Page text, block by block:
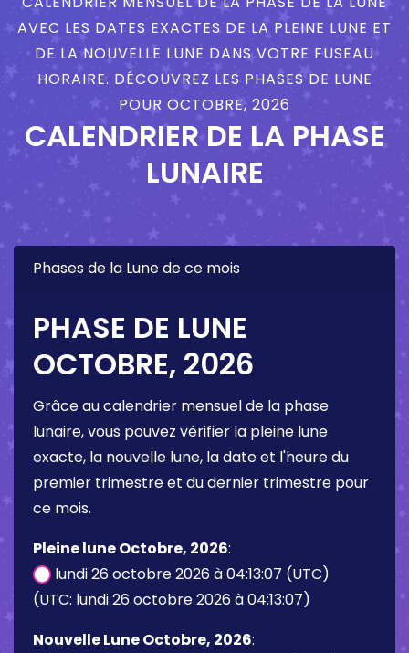
AVEC LES DATES EXACTES DE LA PLEINE LUNE ET
DE LA NOUVELLE LUNE DANS VOTRE FUSEAU
HORAIRE. DÉCOUVREZ LES PHASES DE LUNE
POUR OCTOBRE, 2026
CALENDRIER DE LA PHASE
LUNAIRE
Phases de la Lune de ce mois
PHASE DE LUNE
OCTOBRE, 2026
Grâce au calendrier mensuel de la phase
lunaire, vous pouvez vérifier la pleine lune
exacte, la nouvelle lune, la date et l'heure du
premier trimestre et du dernier trimestre pour
ce mois.
Pleine lune Octobre, 2026:
lundi 26 octobre 2026 à 04:13:07 (UTC)
(UTC: lundi 26 octobre 2026 à 04:13:07)
Nouvelle Lune Octobre, 2026: